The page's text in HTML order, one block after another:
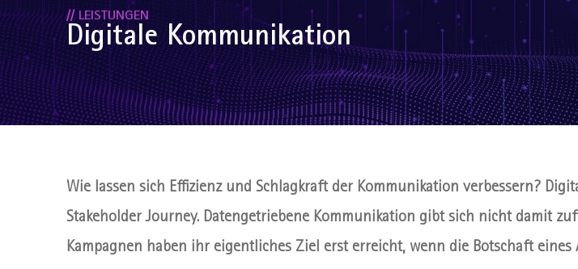
// LEISTUNGEN
Digitale Kommunikation
Wie lassen sich Effizienz und Schlagkraft der Kommunikation verbessern?
Stakeholder Journey. Datengetriebene Kommunikation gibt sich nicht damit
Kampagnen haben ihr eigentliches Ziel erst erreicht, wenn die Botschaft